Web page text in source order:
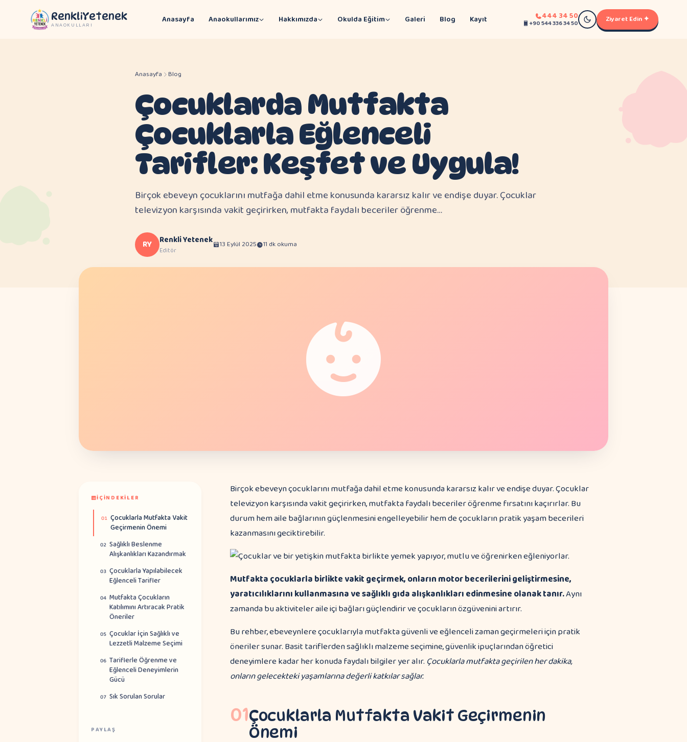
RenkliYetenek
ANAOKULLARI Anasayfa Anaokullarımız Hakkımızda Okulda Eğitim Galeri Blog Kayıt 444 34 50
+90 544 336 34 50 Ziyaret Edin ✦
Anasayfa Blog
Çocuklarda Mutfakta
Çocuklarla Eğlenceli
Tarifler: Keşfet ve Uygula!
Birçok ebeveyn çocuklarını mutfağa dahil etme konusunda kararsız kalır ve endişe duyar. Çocuklar
televizyon karşısında vakit geçirirken, mutfakta faydalı beceriler öğrenme…
RY Renkli Yetenek
Editör
13 Eylül 2025 11 dk okuma
İÇINDEKILER
01 Çocuklarla Mutfakta Vakit
Geçirmenin Önemi
02 Sağlıklı Beslenme
Alışkanlıkları Kazandırmak
03 Çocuklarla Yapılabilecek
Eğlenceli Tarifler
04 Mutfakta Çocukların
Katılımını Artıracak Pratik
Öneriler
05 Çocuklar İçin Sağlıklı ve
Lezzetli Malzeme Seçimi
06 Tariflerle Öğrenme ve
Eğlenceli Deneyimlerin
Gücü
07 Sık Sorulan Sorular
PAYLAŞ
Birçok ebeveyn çocuklarını mutfağa dahil etme konusunda kararsız kalır ve endişe duyar. Çocuklar
televizyon karşısında vakit geçirirken, mutfakta faydalı beceriler öğrenme fırsatını kaçırırlar. Bu
durum hem aile bağlarının güçlenmesini engelleyebilir hem de çocukların pratik yaşam becerileri
kazanmasını geciktirebilir.
Mutfakta çocuklarla birlikte vakit geçirmek, onların motor becerilerini geliştirmesine,
yaratıcılıklarını kullanmasına ve sağlıklı gıda alışkanlıkları edinmesine olanak tanır.Aynı
zamanda bu aktiviteler aile içi bağları güçlendirir ve çocukların özgüvenini artırır.
Bu rehber, ebeveynlere çocuklarıyla mutfakta güvenli ve eğlenceli zaman geçirmeleri için pratik
öneriler sunar. Basit tariflerden sağlıklı malzeme seçimine, güvenlik ipuçlarından öğretici
deneyimlere kadar her konuda faydalı bilgiler yer alır. Çocuklarla mutfakta geçirilen her dakika,
onların gelecekteki yaşamlarına değerli katkılar sağlar.
01Çocuklarla Mutfakta Vakit Geçirmenin
Önemi